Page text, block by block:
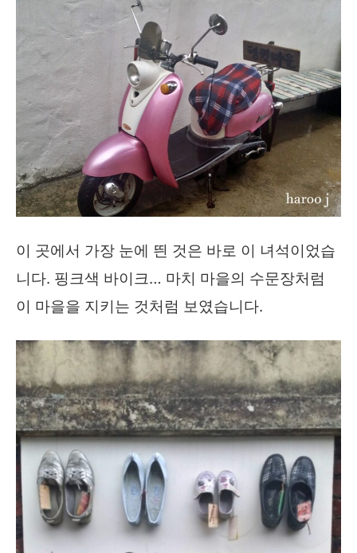
이 곳에서 가장 눈에 띈 것은 바로 이 녀석이었습
니다. 핑크색 바이크… 마치 마을의 수문장처럼
이 마을을 지키는 것처럼 보였습니다.